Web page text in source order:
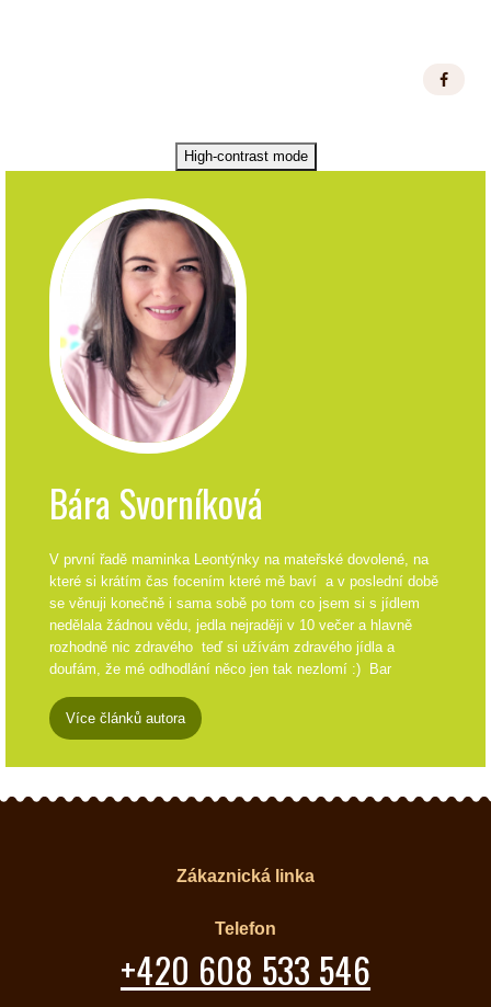
High-contrast mode
Bára Svorníková
V první řadě maminka Leontýnky na mateřské dovolené, na
které si krátím čas focením které mě baví a v poslední době
se věnuji konečně i sama sobě po tom co jsem si s jídlem
nedělala žádnou vědu, jedla nejraději v 10 večer a hlavně
rozhodně nic zdravého teď si užívám zdravého jídla a
doufám, že mé odhodlání něco jen tak nezlomí :) Bar
Více článků autora
Zákaznická linka
Telefon
+420 608 533 546